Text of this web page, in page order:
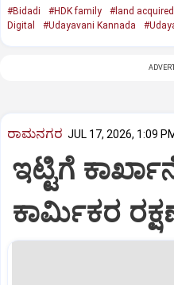
#Bidadi #HDK family #land acquired
Digital
#Udayavani Kannada
ರಾಮನಗರ JUL 17, 2026, 1:09
ಇಟ್ಟಿಗೆ
ಕಾರ್ಮಿಕರ